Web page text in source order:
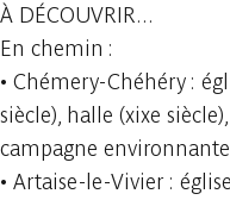
À DÉCOUVRIR...
En chemin :
• Chémery-Chéhéry :
siècle), halle (xixe
campagne environnante
• Artaise-le-Vivier :